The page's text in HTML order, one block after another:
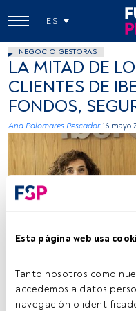
Esta página web usa
Tanto nosotros como
accedemos a datos
navegación o
ES
NEGOCIO GESTORAS
LA MITAD DE
CLIENTES DE
FONDOS,
Ana Palomares Pescador 16 mayo
Lily Corredor, Luis Miguel
Tiempo lectura: 3 min.